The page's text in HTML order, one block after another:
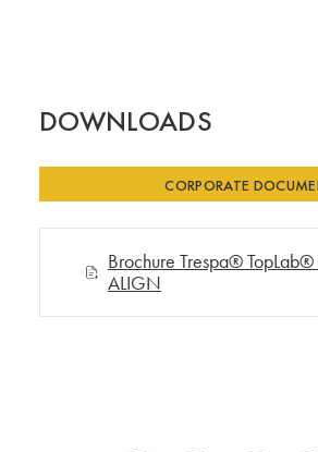
DOWNLOADS
CORPORATE
Brochure Trespa® TopLab®
ALIGN